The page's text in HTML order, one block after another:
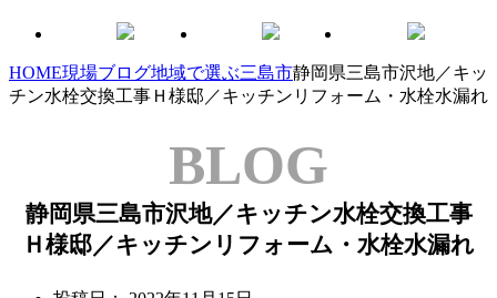
HOME現場ブログ地域で選ぶ三島市静岡県三島市沢地／キッ
チン水栓交換工事Ｈ様邸／キッチンリフォーム・水栓水漏れ
BLOG
静岡県三島市沢地／キッチン水栓交換工事
Ｈ様邸／キッチンリフォーム・水栓水漏れ